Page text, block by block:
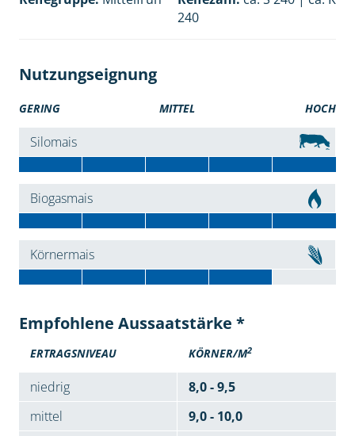
240
Nutzungseignung
GERING MITTEL HOCH
Silomais
Biogasmais
Körnermais
Empfohlene Aussaatstärke *
ERTRAGSNIVEAU KÖRNER/M2
niedrig
8,0 - 9,5
mittel
9,0 - 10,0